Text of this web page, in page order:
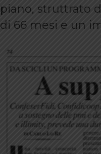
piano, struttrato
di 66 mesi e un